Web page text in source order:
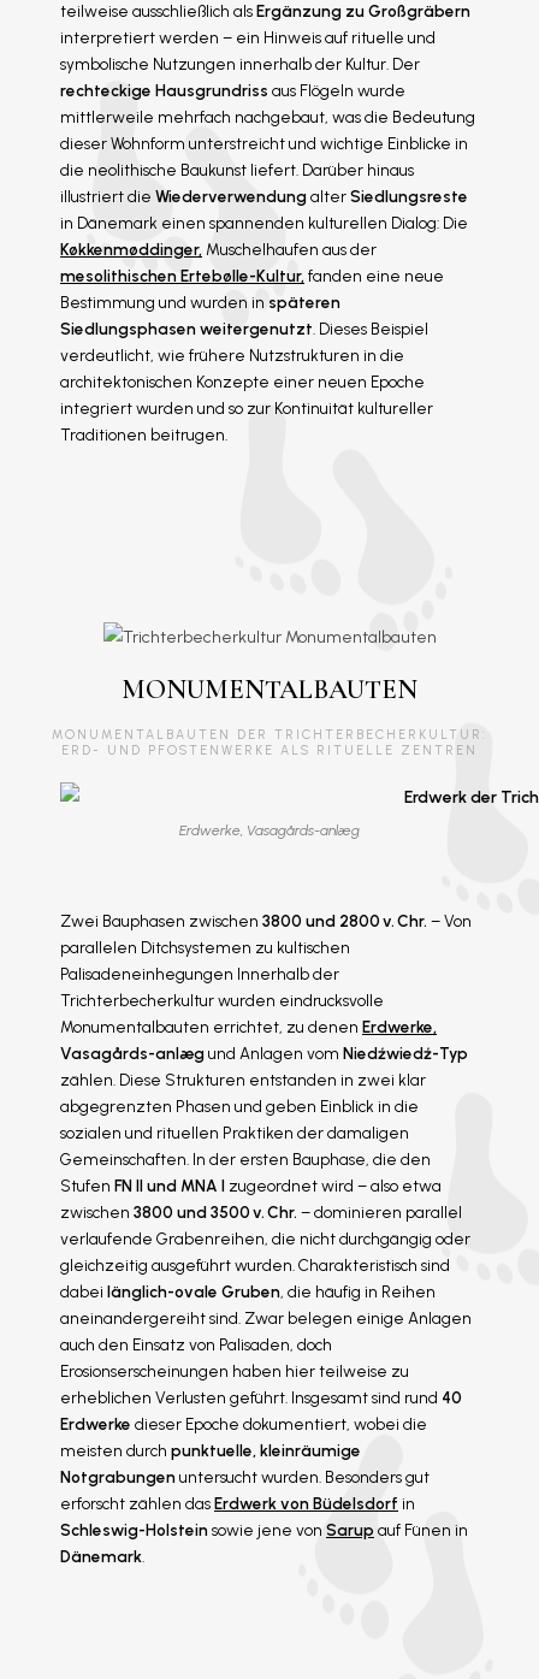
teilweise ausschließlich alsErgänzung zu Großgräbern
interpretiert werden – ein Hinweis auf rituelle und
symbolische Nutzungen innerhalb der Kultur. Der
rechteckige Hausgrundriss aus Flögeln wurde
mittlerweile mehrfach nachgebaut, was die Bedeutung
dieser Wohnform unterstreicht und wichtige Einblicke in
die neolithische Baukunst liefert. Darüber hinaus
illustriert die WiederverwendungalterSiedlungsreste
in Dänemark einen spannenden kulturellen Dialog: Die
Køkkenmøddinger,Muschelhaufen aus der
mesolithischen Ertebølle-Kultur,fanden eine neue
Bestimmung und wurden in späteren
Siedlungsphasen weitergenutzt. Dieses Beispiel
verdeutlicht, wie frühere Nutzstrukturen in die
architektonischen Konzepte einer neuen Epoche
integriert wurden und so zur Kontinuität kultureller
Traditionen beitrugen.
MONUMENTALBAUTEN
MONUMENTALBAUTEN DER TRICHTERBECHERKULTUR:
ERD- UND PFOSTENWERKE ALS RITUELLE ZENTREN
Erdwerke, Vasagårds-anlæg
Zwei Bauphasen zwischen 3800 und 2800 v. Chr. – Von
parallelen Ditchsystemen zu kultischen
Palisadeneinhegungen Innerhalb der
Trichterbecherkultur wurden eindrucksvolle
Monumentalbauten errichtet, zu denen Erdwerke,
Vasagårds-anlægund Anlagen vom Niedźwiedź-Typ
zählen. Diese Strukturen entstanden in zwei klar
abgegrenzten Phasen und geben Einblick in die
sozialen und rituellen Praktiken der damaligen
Gemeinschaften. In der ersten Bauphase, die den
Stufen FN II und MNA I zugeordnet wird – also etwa
zwischen 3800 und 3500 v. Chr. – dominieren parallel
verlaufende Grabenreihen, die nicht durchgängig oder
gleichzeitig ausgeführt wurden. Charakteristisch sind
dabei länglich-ovale Gruben, die häufig in Reihen
aneinandergereiht sind. Zwar belegen einige Anlagen
auch den Einsatz von Palisaden, doch
Erosionserscheinungen haben hier teilweise zu
erheblichen Verlusten geführt. Insgesamt sind rund 40
Erdwerke dieser Epoche dokumentiert, wobei die
meisten durch punktuelle, kleinräumige
Notgrabungenuntersucht wurden. Besonders gut
erforscht zählen dasErdwerk von Büdelsdorf in
Schleswig-Holsteinsowie jene von Sarup auf Fünen in
Dänemark.